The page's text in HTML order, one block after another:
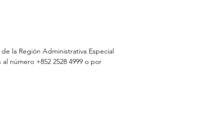
la Región Administrativa Especial
número +852 2528 4999 o por